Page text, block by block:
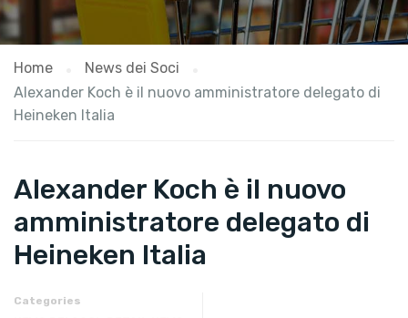
Home
News dei Soci
Alexander Koch è il nuovo amministratore delegato di
Heineken Italia
Alexander Koch è il nuovo
amministratore delegato di
Heineken Italia
Categories